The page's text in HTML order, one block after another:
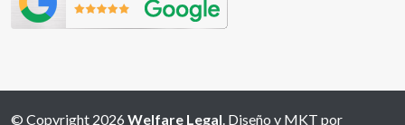
© Copyright 2026 Welfare Legal. Diseño y MKT por